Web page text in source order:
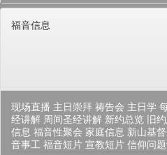
福音信息
现场直播 主日崇拜 祷告会 主日学
经讲解 周间圣经讲解 新约总览 旧
信息 福音性聚会 家庭信息 新山基
音事工 福音短片 宣教短片 信仰问